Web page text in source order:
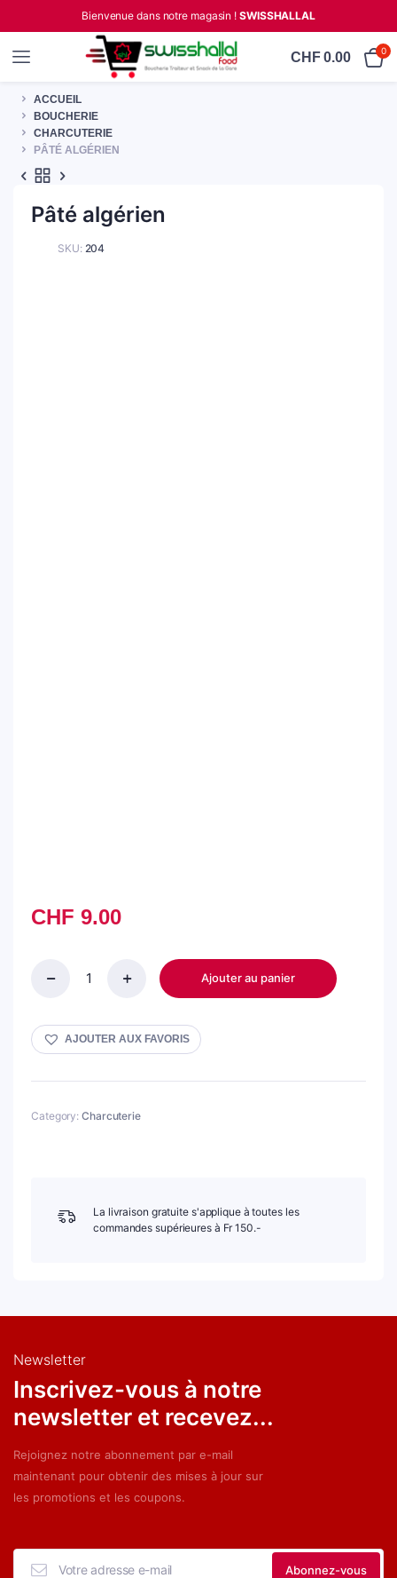
Bienvenue dans notre magasin ! SWISSHALLAL
CHF0.00 0
ACCUEIL
BOUCHERIE
CHARCUTERIE
PÂTÉ ALGÉRIEN
Pâté algérien
SKU: 204
CHF 9.00
Ajouter au panier
AJOUTER AUX FAVORIS
Category: Charcuterie
La livraison gratuite s'applique à toutes les
commandes supérieures à Fr 150.-
Newsletter
Inscrivez-vous à notre
newsletter et recevez...
Rejoignez notre abonnement par e-mail
maintenant pour obtenir des mises à jour sur
les promotions et les coupons.